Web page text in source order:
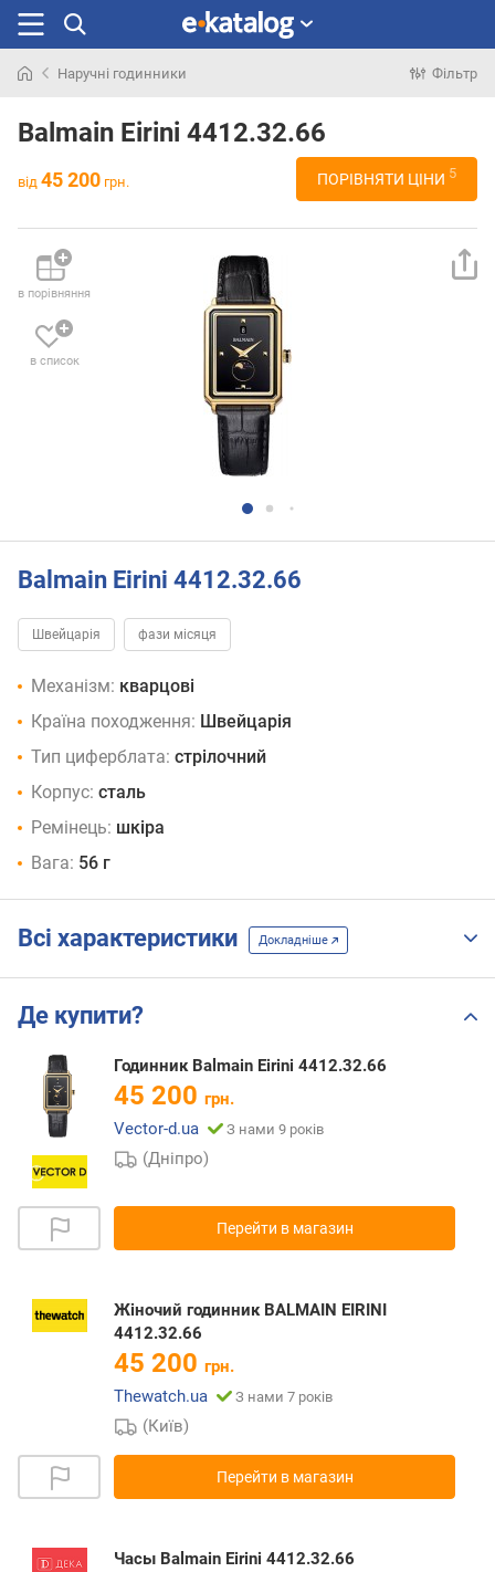
раніше
Наручні годинники Фільтр
Balmain Eirini 4412.32.66
від 45 200 грн. ПОРІВНЯТИ ЦІНИ 5
в порівняння
в список
Balmain Eirini 4412.32.66
Швейцарія фази місяця
Механізм: кварцові
Країна походження: Швейцарія
Тип циферблата: стрілочний
Корпус: сталь
Ремінець: шкіра
Вага: 56 г
Всі характеристики Докладніше
Де купити?
Годинник Balmain Eirini 4412.32.66
45 200 грн.
Vector-d.ua
З нами 9 років
(Дніпро)
Перейти в магазин
Жіночий годинник BALMAIN EIRINI
4412.32.66
45 200 грн.
Thewatch.ua
З нами 7 років
(Київ)
Перейти в магазин
Часы Balmain Eirini 4412.32.66